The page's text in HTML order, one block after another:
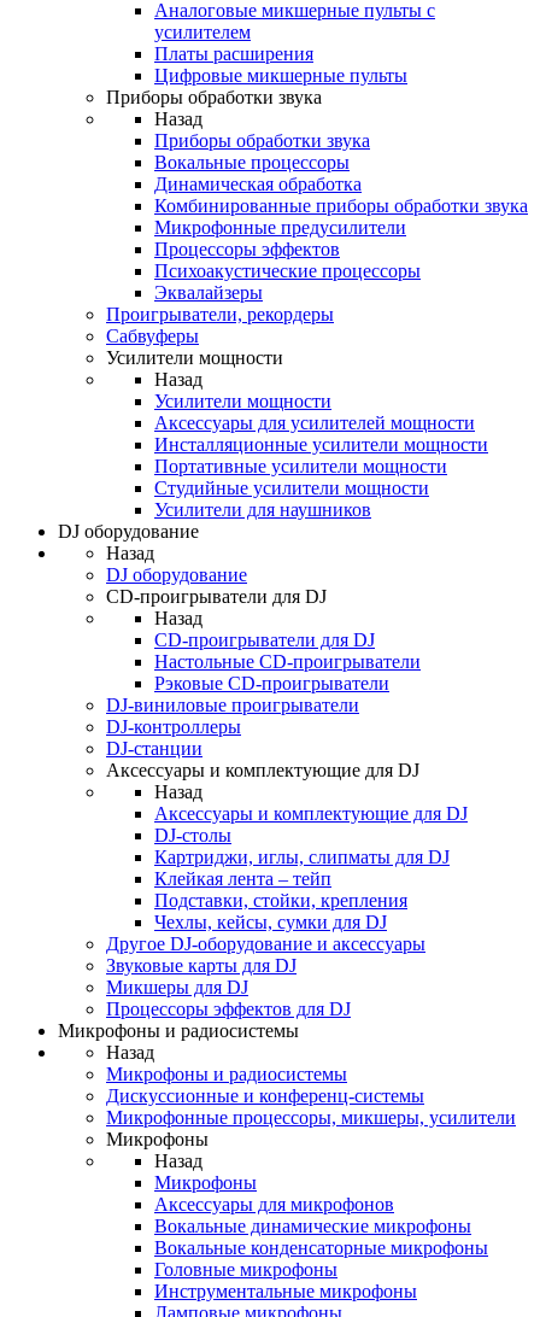
Аналоговые микшерные пульты с
усилителем
Платы расширения
Цифровые микшерные пульты
Приборы обработки звука
Назад
Приборы обработки звука
Вокальные процессоры
Динамическая обработка
Комбинированные приборы обработки звука
Микрофонные предусилители
Процессоры эффектов
Психоакустические процессоры
Эквалайзеры
Проигрыватели, рекордеры
Сабвуферы
Усилители мощности
Назад
Усилители мощности
Аксессуары для усилителей мощности
Инсталляционные усилители мощности
Портативные усилители мощности
Студийные усилители мощности
Усилители для наушников
DJ оборудование
Назад
DJ оборудование
CD-проигрыватели для DJ
Назад
CD-проигрыватели для DJ
Настольные CD-проигрыватели
Рэковые CD-проигрыватели
DJ-виниловые проигрыватели
DJ-контроллеры
DJ-станции
Аксессуары и комплектующие для DJ
Назад
Аксессуары и комплектующие для DJ
DJ-столы
Картриджи, иглы, слипматы для DJ
Клейкая лента – тейп
Подставки, стойки, крепления
Чехлы, кейсы, сумки для DJ
Другое DJ-оборудование и аксессуары
Звуковые карты для DJ
Микшеры для DJ
Процессоры эффектов для DJ
Микрофоны и радиосистемы
Назад
Микрофоны и радиосистемы
Дискуссионные и конференц-системы
Микрофонные процессоры, микшеры, усилители
Микрофоны
Назад
Микрофоны
Аксессуары для микрофонов
Вокальные динамические микрофоны
Вокальные конденсаторные микрофоны
Головные микрофоны
Инструментальные микрофоны
Ламповые микрофоны